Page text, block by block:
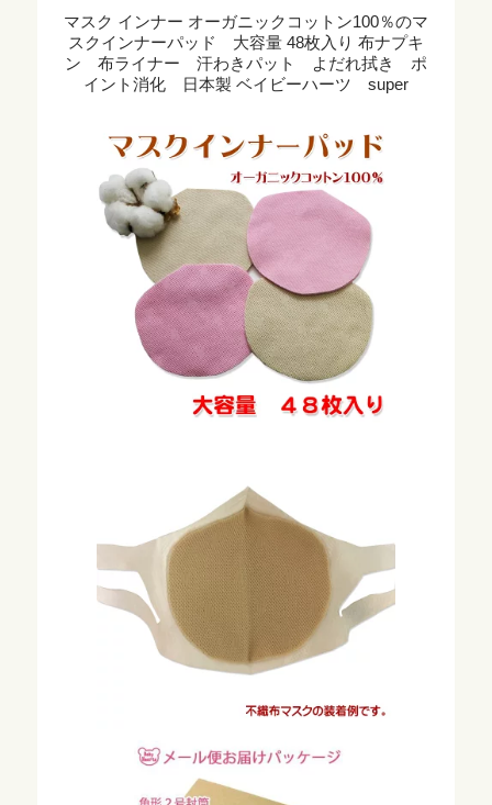
マスク インナー オーガニックコットン100％のマ
スクインナーパッド 大容量 48枚入り 布ナプキ
ン 布ライナー 汗わきパット よだれ拭き ポ
イント消化 日本製 ベイビーハーツ super